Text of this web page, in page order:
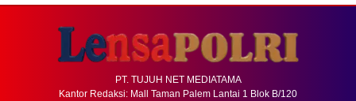
PT. TUJUH NET MEDIATAMA
Kantor Redaksi: Mall Taman Palem Lantai 1 Blok B/120